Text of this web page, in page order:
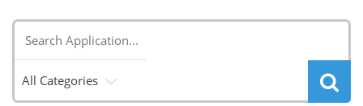
All Categories